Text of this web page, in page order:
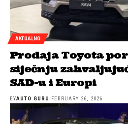
AKTUALNO
Prodaja Toyota
siječnju
SAD-u i Europi
BYAUTO GURU FEBRUARY 26, 2026